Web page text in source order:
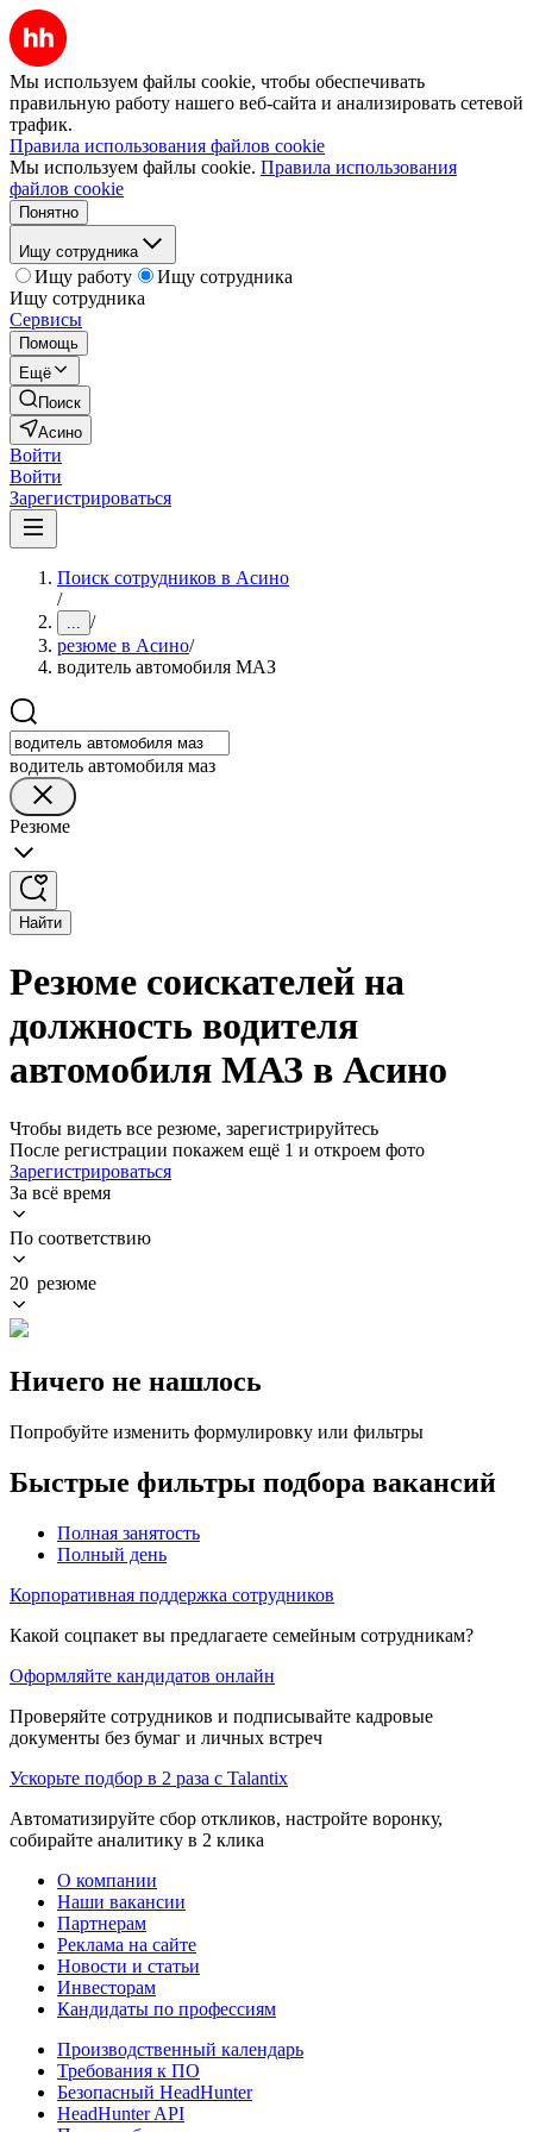
Мы используем файлы cookie, чтобы обеспечивать
правильную работу нашего веб-сайта и анализировать сетевой
трафик.
Правила использования файлов cookie
Мы используем файлы cookie. Правила использования
файлов cookie
Понятно
Ищу сотрудника
Ищу работу
Ищу сотрудника
Ищу сотрудника
Сервисы
Помощь
Ещё
Поиск
Асино
Войти
Войти
Зарегистрироваться
Поиск сотрудников в Асино
/
... /
резюме в Асино/
водитель автомобиля МАЗ
водитель автомобиля маз
Резюме
Найти
Резюме соискателей на
должность водителя
автомобиля МАЗ в Асино
Чтобы видеть все резюме, зарегистрируйтесь
После регистрации покажем ещё 1 и откроем фото
Зарегистрироваться
За всё время
По соответствию
20 резюме
Ничего не нашлось
Попробуйте изменить формулировку или фильтры
Быстрые фильтры подбора вакансий
Полная занятость
Полный день
Корпоративная поддержка сотрудников
Какой соцпакет вы предлагаете семейным сотрудникам?
Оформляйте кандидатов онлайн
Проверяйте сотрудников и подписывайте кадровые
документы без бумаг и личных встреч
Ускорьте подбор в 2 раза с Talantix
Автоматизируйте сбор откликов, настройте воронку,
собирайте аналитику в 2 клика
О компании
Наши вакансии
Партнерам
Реклама на сайте
Новости и статьи
Инвесторам
Кандидаты по профессиям
Производственный календарь
Требования к ПО
Безопасный HeadHunter
HeadHunter API